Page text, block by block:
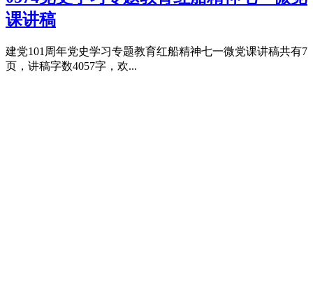
课讲稿
建党101周年党史学习专题教育红船精神七一微党课讲稿共有7
页，讲稿字数4057字，欢...